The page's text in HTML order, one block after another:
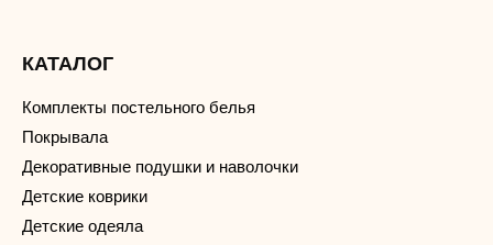
КАТАЛОГ
Комплекты постельного белья
Покрывала
Декоративные подушки и наволочки
Детские коврики
Детские одеяла